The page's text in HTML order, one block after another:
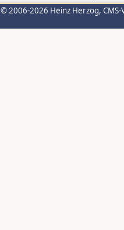
© 2006-2026 Heinz Herzog,